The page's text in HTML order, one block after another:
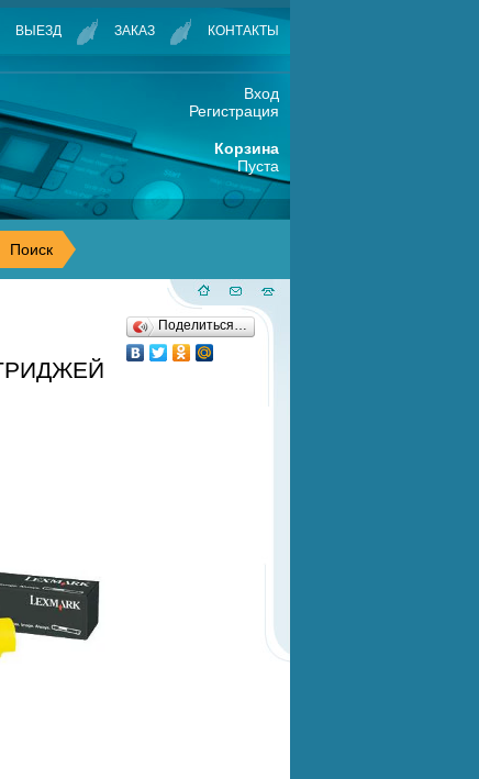
ВЫЕЗД ЗАКАЗ КОНТАКТЫ
Вход
Регистрация
Корзина
Пуста
Поделиться…